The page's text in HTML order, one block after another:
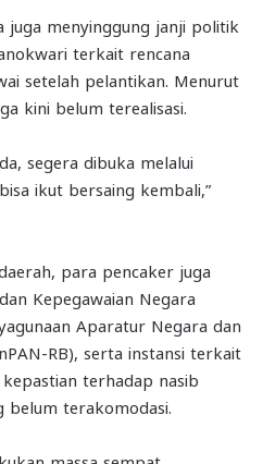
juga menyinggung janji politik
terkait rencana
setelah pelantikan. Menurut
kini belum terealisasi.
segera dibuka melalui
ikut bersaing kembali,”
para pencaker juga
Kepegawaian Negara
Aparatur Negara dan
RB), serta instansi terkait
terhadap nasib
belum terakomodasi.